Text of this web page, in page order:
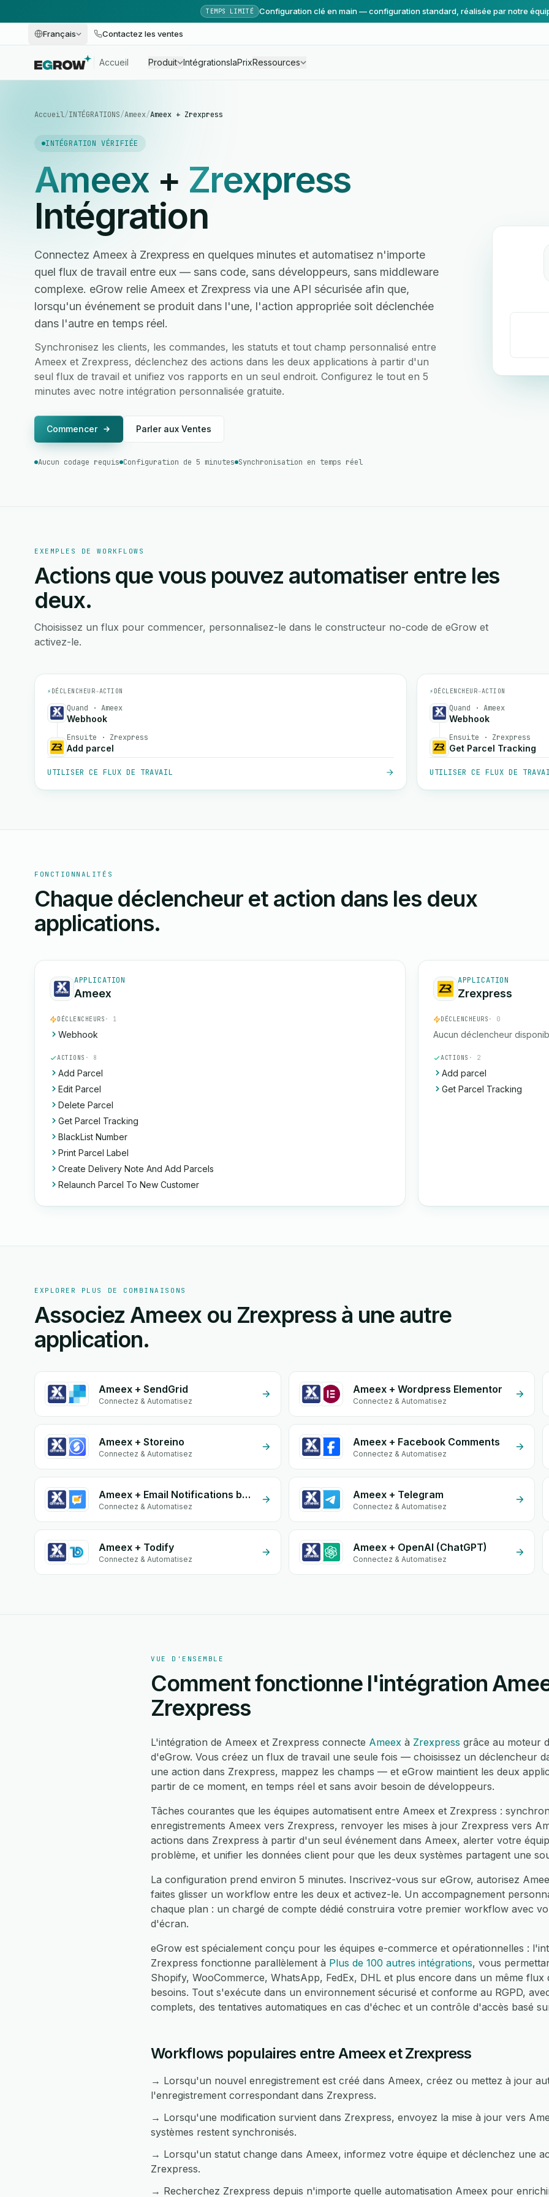
TEMPS LIMITÉ Configuration clé en main — configuration standard, réalisée par notre
Français Contactez les ventes
Accueil Produit IntégrationsIaPrixRessources
Accueil/INTÉGRATIONS/Ameex/Ameex + Zrexpress
INTÉGRATION VÉRIFIÉE
Ameex + Zrexpress
Intégration
Connectez Ameex à Zrexpress en quelques minutes et automatisez n'importe
quel flux de travail entre eux — sans code, sans développeurs, sans middleware
complexe. eGrow relie Ameex et Zrexpress via une API sécurisée afin que,
lorsqu'un événement se produit dans l'une, l'action appropriée soit déclenchée
dans l'autre en temps réel.
Synchronisez les clients, les commandes, les statuts et tout champ personnalisé entre
Ameex et Zrexpress, déclenchez des actions dans les deux applications à partir d'un
seul flux de travail et unifiez vos rapports en un seul endroit. Configurez le tout en 5
minutes avec notre intégration personnalisée gratuite.
Commencer Parler aux Ventes
Aucun codage requis Configuration de 5 minutes Synchronisation en temps réel
EXEMPLES DE WORKFLOWS
Actions que vous pouvez automatiser entre les
deux.
Choisissez un flux pour commencer, personnalisez-le dans le constructeur no-code de eGrow et
activez-le.
⚡ DÉCLENCHEUR→ACTION
Quand · Ameex
Webhook
Ensuite · Zrexpress
Add parcel
UTILISER CE FLUX DE TRAVAIL
⚡ DÉCLENCHEUR→ACTION
Quand · Ameex
Webhook
Ensuite · Zrexpress
Get Parcel Tracking
UTILISER CE FLUX DE
FONCTIONNALITÉS
Chaque déclencheur et action dans les deux
applications.
APPLICATION
Ameex
DÉCLENCHEURS · 1
Webhook
ACTIONS · 8
Add Parcel
Edit Parcel
Delete Parcel
Get Parcel Tracking
BlackList Number
Print Parcel Label
Create Delivery Note And Add Parcels
Relaunch Parcel To New Customer
APPLICATION
Zrexpress
DÉCLENCHEURS · 0
Aucun déclencheur
ACTIONS · 2
Add parcel
Get Parcel Tracking
EXPLORER PLUS DE COMBINAISONS
Associez Ameex ou Zrexpress à une autre
application.
Ameex + SendGrid
Connectez & Automatisez
Ameex + Wordpress Elementor
Connectez & Automatisez
Ameex + Storeino
Connectez & Automatisez
Ameex + Facebook Comments
Connectez & Automatisez
Ameex + Email Notifications by eGrow
Connectez & Automatisez
Ameex + Telegram
Connectez & Automatisez
Ameex + Todify
Connectez & Automatisez
Ameex + OpenAI (ChatGPT)
Connectez & Automatisez
VUE D'ENSEMBLE
Comment fonctionne l'intégration
Zrexpress
L'intégration de Ameex et Zrexpress connecte Ameex à Zrexpress grâce au moteur
d'eGrow. Vous créez un flux de travail une seule fois — choisissez un déclencheur
une action dans Zrexpress, mappez les champs — et eGrow maintient les deux
partir de ce moment, en temps réel et sans avoir besoin de développeurs.
Tâches courantes que les équipes automatisent entre Ameex et Zrexpress :
enregistrements Ameex vers Zrexpress, renvoyer les mises à jour Zrexpress vers
actions dans Zrexpress à partir d'un seul événement dans Ameex, alerter votre
problème, et unifier les données client pour que les deux systèmes partagent une
La configuration prend environ 5 minutes. Inscrivez-vous sur eGrow, autorisez
faites glisser un workflow entre les deux et activez-le. Un accompagnement
chaque plan : un chargé de compte dédié construira votre premier workflow avec
d'écran.
eGrow est spécialement conçu pour les équipes e-commerce et opérationnelles :
Zrexpress fonctionne parallèlement à Plus de 100 autres intégrations, vous
Shopify, WooCommerce, WhatsApp, FedEx, DHL et plus encore dans un même flux
besoins. Tout s'exécute dans un environnement sécurisé et conforme au RGPD,
complets, des tentatives automatiques en cas d'échec et un contrôle d'accès basé
Workflows populaires entre Ameex et Zrexpress
→ Lorsqu'un nouvel enregistrement est créé dans Ameex, créez ou mettez à jour
l'enregistrement correspondant dans Zrexpress.
→ Lorsqu'une modification survient dans Zrexpress, envoyez la mise à jour vers
systèmes restent synchronisés.
→ Lorsqu'un statut change dans Ameex, informez votre équipe et déclenchez une
Zrexpress.
→ Recherchez Zrexpress depuis n'importe quelle automatisation Ameex pour